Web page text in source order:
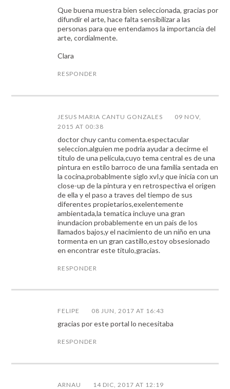
Que buena muestra bien seleccionada, gracias por
difundir el arte, hace falta sensibilizar a las
personas para que entendamos la importancia del
arte, cordialmente.
Clara
RESPONDER
JESUS MARIA CANTU GONZALES
09 NOV,
2015 AT 00:38
doctor chuy cantu comenta.espectacular
seleccion.alguien me podria ayudar a decirme el
titulo de una pelicula,cuyo tema central es de una
pintura en estilo barroco de una familia sentada en
la cocina,probablmente siglo xvI,y que inicia con un
close-up de la pintura y en retrospectiva el origen
de ella y el paso a traves del tiempo de sus
diferentes propietarios,exelentemente
ambientada,la tematica incluye una gran
inundacion probablemente en un pais de los
llamados bajos,y el nacimiento de un niño en una
tormenta en un gran castillo,estoy obsesionado
en encontrar este titulo,gracias.
RESPONDER
FELIPE 08 JUN, 2017 AT 16:43
gracias por este portal lo necesitaba
RESPONDER
ARNAU 14 DIC, 2017 AT 12:19